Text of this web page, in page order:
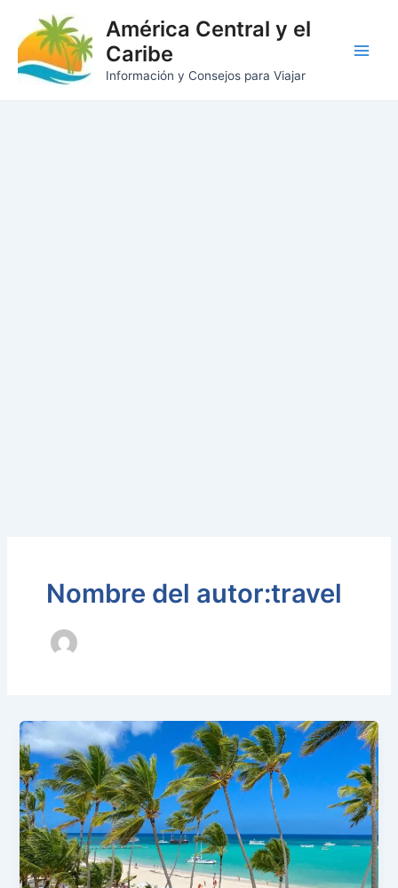
contenido
América Central y el
Caribe
Información y Consejos para Viajar
Nombre del autor:travel